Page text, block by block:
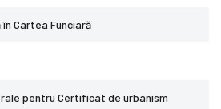
Cartea Funciară
pentru Certificat de urbanism